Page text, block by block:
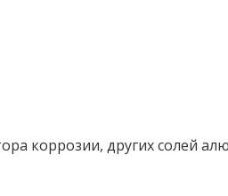
коррозии, других солей